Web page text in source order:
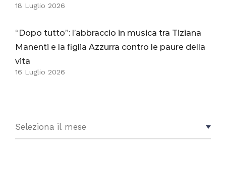
18 Luglio 2026
“Dopo tutto”: l’abbraccio in musica tra Tiziana
Manenti e la figlia Azzurra contro le paure della
vita
16 Luglio 2026